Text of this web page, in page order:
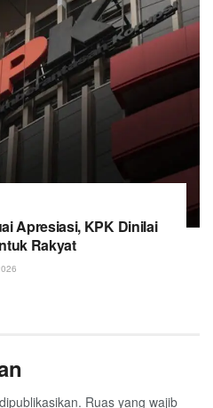
Apresiasi, KPK Dinilai
Rakyat
Ruas yang wajib